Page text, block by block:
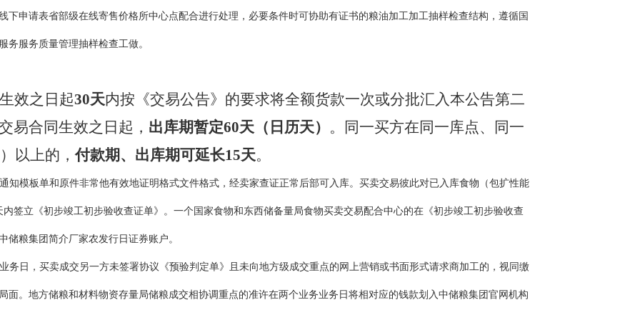
下申请表省部级在线寄售价格所中心点配合进行处理，必要条件时可协助有证书的粮油加工加工抽样检查结构，遵循国
务服务质量管理抽样检查工做。
效之日起30天内按《交易公告》的要求将全额货款一次或分批汇入本公告第二
易合同生效之日起， 出库期暂定60天（日历天） 。同一买方在同一库点、同一
以上的，付款期、出库期可延长15天。
知模板单和原件非常他有效地证明格式文件格式，经卖家查证正常后部可入库。买卖交易彼此对已入库食物（包扩性能
签立《初步竣工初步验收查证单》。一个国家食物和东西储备量局食物买卖交易配合中心的在《初步竣工初步验收查
粮集团简介厂家农发行日证券账户。
务日，买卖成交另一方未签署协议《预验判定单》且未向地方级成交重点的网上营销或书面形式请求商加工的，视同缴
面。地方储粮和材料物资存量局储粮成交相协调重点的准许在两个业务业务日将相对应的钱款划入中储粮集团官网机构